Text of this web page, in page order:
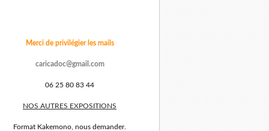
Merci de privilégier les mails
caricadoc@gmail.com
06 25 80 83 44
NOS AUTRES EXPOSITIONS
Format Kakemono, nous demander.